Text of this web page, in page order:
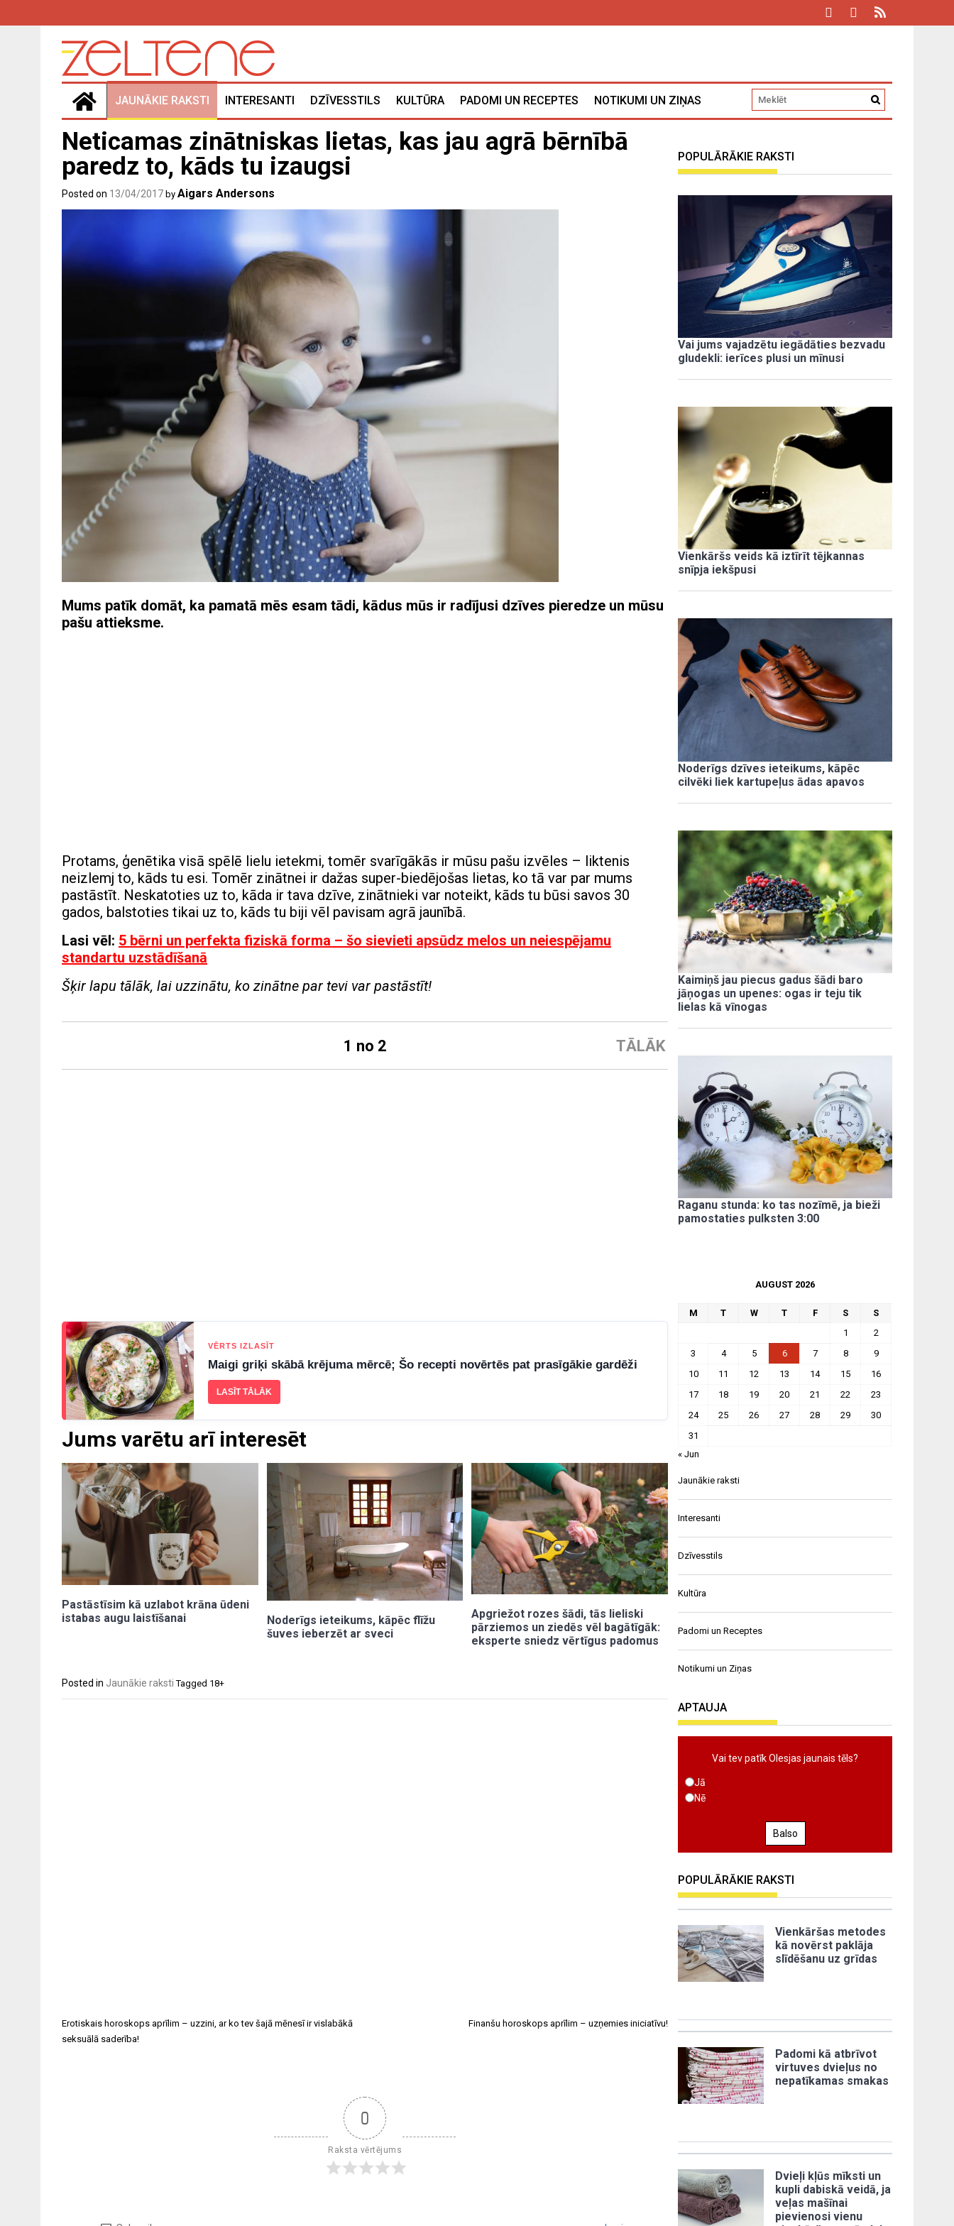
JAUNĀKIE RAKSTI INTERESANTI DZĪVESSTILS KULTŪRA PADOMI UN RECEPTES NOTIKUMI UN ZIŅAS
Neticamas zinātniskas lietas, kas jau agrā bērnībā
paredz to, kāds tu izaugsi
Posted on 13/04/2017 by Aigars Andersons
Mums patīk domāt, ka pamatā mēs esam tādi, kādus mūs ir radījusi dzīves pieredze un mūsu
pašu attieksme.
Protams, ģenētika visā spēlē lielu ietekmi, tomēr svarīgākās ir mūsu pašu izvēles – liktenis
neizlemj to, kāds tu esi. Tomēr zinātnei ir dažas super-biedējošas lietas, ko tā var par mums
pastāstīt. Neskatoties uz to, kāda ir tava dzīve, zinātnieki var noteikt, kāds tu būsi savos 30
gados, balstoties tikai uz to, kāds tu biji vēl pavisam agrā jaunībā.
Lasi vēl: 5 bērni un perfekta fiziskā forma – šo sievieti apsūdz melos un neiespējamu
standartu uzstādīšanā
Šķir lapu tālāk, lai uzzinātu, ko zinātne par tevi var pastāstīt!
TĀLĀK
1 no 2
Jums varētu arī interesēt
Pastāstīsim kā uzlabot krāna ūdeni
istabas augu laistīšanai
Noderīgs ieteikums, kāpēc flīžu
šuves ieberzēt ar sveci
Apgriežot rozes šādi, tās lieliski
pārziemos un ziedēs vēl bagātīgāk:
eksperte sniedz vērtīgus padomus
VĒRTS IZLASĪT
Maigi griķi skābā krējuma mērcē; Šo recepti novērtēs pat prasīgākie gardēži
LASĪT TĀLĀK
Posted in Jaunākie raksti Tagged 18+
Erotiskais horoskops aprīlim – uzzini, ar ko tev šajā mēnesī ir vislabākā
seksuālā saderība!
Finanšu horoskops aprīlim – uzņemies iniciatīvu!
0
Raksta vērtējums
POPULĀRĀKIE RAKSTI
Vai jums vajadzētu iegādāties bezvadu
gludekli: ierīces plusi un mīnusi
Vienkāršs veids kā iztīrīt tējkannas
snīpja iekšpusi
Noderīgs dzīves ieteikums, kāpēc
cilvēki liek kartupeļus ādas apavos
Kaimiņš jau piecus gadus šādi baro
jāņogas un upenes: ogas ir teju tik
lielas kā vīnogas
Raganu stunda: ko tas nozīmē, ja bieži
pamostaties pulksten 3:00
AUGUST 2026
M T W T F S
S
1
2
3
4 5 6 7 8
9
10
11 12 13 14 15
16
17
18 19 20 21 22
23
24
25 26 27 28 29
30
31
« Jun
Jaunākie raksti
Interesanti
Dzīvesstils
Kultūra
Padomi un Receptes
Notikumi un Ziņas
APTAUJA
Vai tev patīk Olesjas jaunais tēls?
Jā
Nē
Balso
POPULĀRĀKIE RAKSTI
Vienkāršas metodes
kā novērst paklāja
slīdēšanu uz grīdas
Padomi kā atbrīvot
virtuves dvieļus no
nepatīkamas smakas
Dvieļi kļūs mīksti un
kupli dabiskā veidā, ja
veļas mašīnai
pievienosi vienu